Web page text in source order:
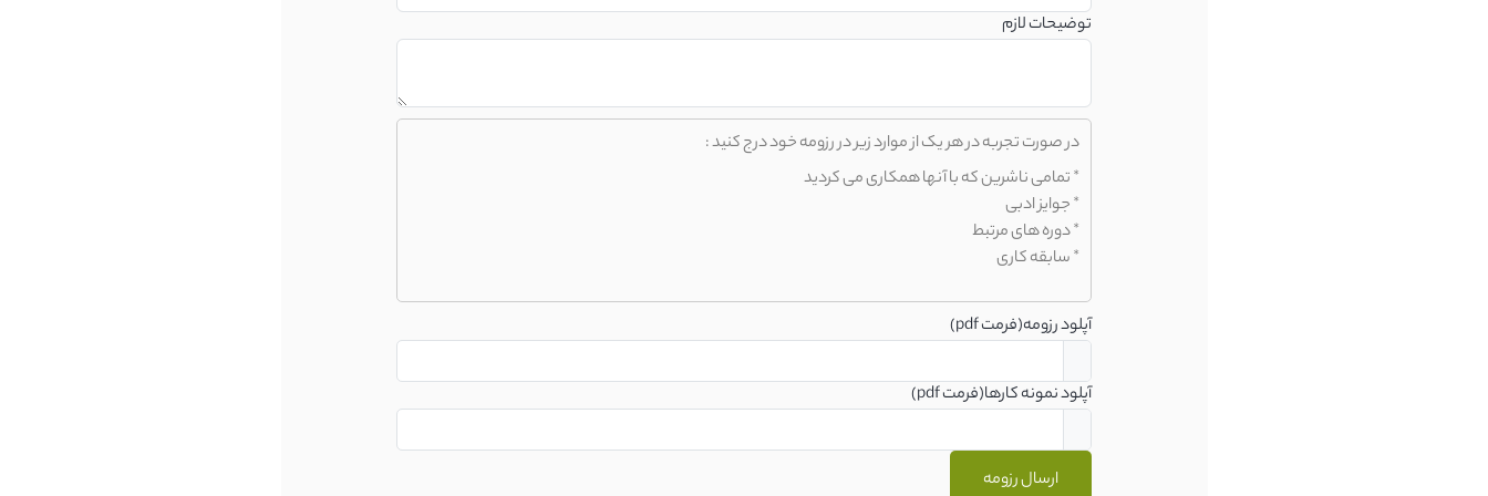
توضیحات لازم
در صورت تجربه در هر یک از موارد زیر در رزومه خود درج کنید :
* تمامی ناشرین که با آنها همکاری می کردید
* جوایز ادبی
* دوره های مرتبط
* سابقه کاری
آپلود رزومه(فرمت pdf)
آپلود نمونه کارها(فرمت pdf)
ارسال رزومه